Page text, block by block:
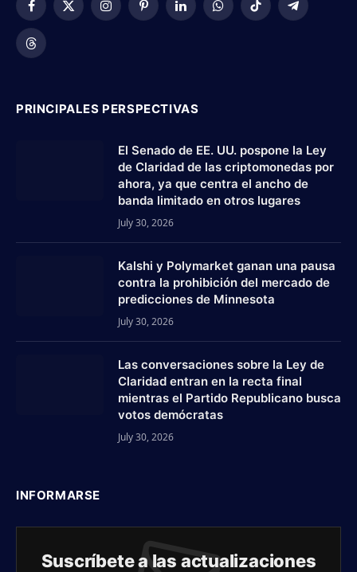
Facebook
X
InstagramPinterestLinkedInWhatsApp
TikTok Telegram
Threads
PRINCIPALES PERSPECTIVAS
El Senado de EE. UU. pospone la Ley
de Claridad de las criptomonedas por
ahora, ya que centra el ancho de
banda limitado en otros lugares
July 30, 2026
Kalshi y Polymarket ganan una pausa
contra la prohibición del mercado de
predicciones de Minnesota
July 30, 2026
Las conversaciones sobre la Ley de
Claridad entran en la recta final
mientras el Partido Republicano busca
votos demócratas
July 30, 2026
INFORMARSE
Suscríbete a las actualizaciones